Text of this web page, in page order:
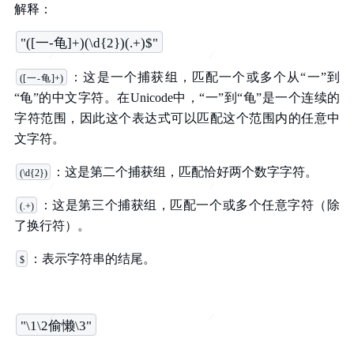
解释：
"([一-龟]+)(\d{2})(.+)$"
([一-龟]+)
：这是一个捕获组，匹配一个或多个从“一”到
“龟”的中文字符。在Unicode中，“一”到“龟”是一个连续的
字符范围，因此这个表达式可以匹配这个范围内的任意中
文字符。
(\d{2}) ：这是第二个捕获组，匹配恰好两个数字字符。
(.+)
：这是第三个捕获组，匹配一个或多个任意字符（除
了换行符）。
$ ：表示字符串的结尾。
"\1\2偷懒\3"